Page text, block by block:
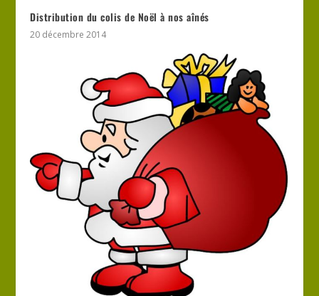
Distribution du colis de Noël à nos aînés
20 décembre 2014